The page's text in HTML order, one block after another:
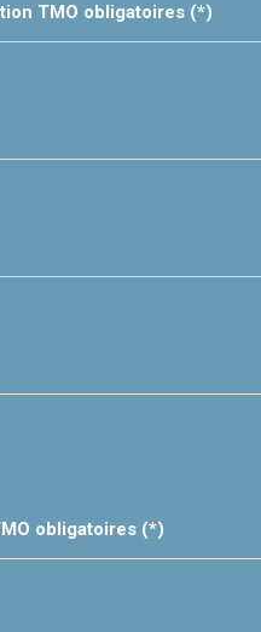
TMO obligatoires (*)
obligatoires (*)